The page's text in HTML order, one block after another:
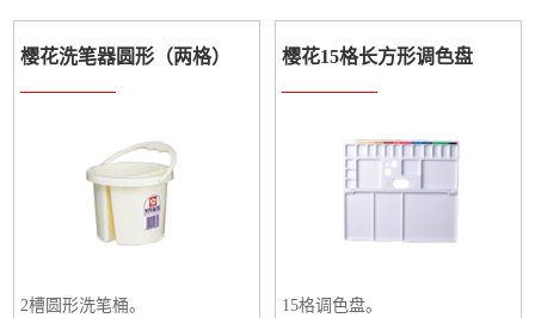
樱花洗笔器圆形（两格）
2槽圆形洗笔桶。
樱花15格长方形调色盘
15格调色盘。